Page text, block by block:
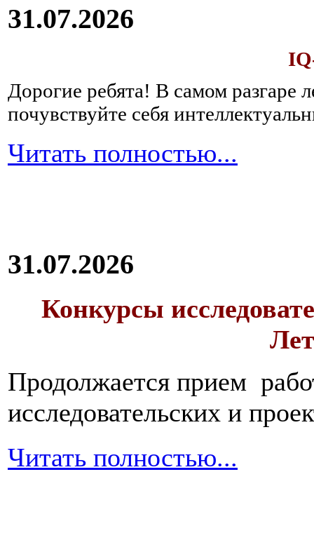
31.07.2026
Дорогие ребята! В самом разгаре
почувствуйте себя
Читать полностью...
31.07.2026
Конкурсы
Продолжается прием
исследовательских и
Читать полностью...